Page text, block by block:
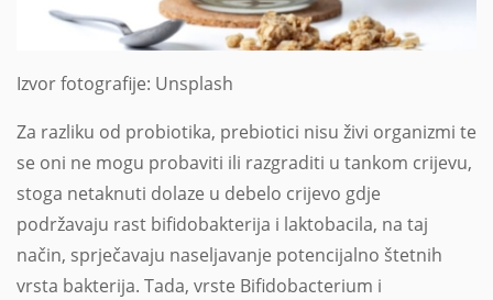
Izvor fotografije: Unsplash
Za razliku od probiotika, prebiotici nisu živi organizmi te
se oni ne mogu probaviti ili razgraditi u tankom crijevu,
stoga netaknuti dolaze u debelo crijevo gdje
podržavaju rast bifidobakterija i laktobacila, na taj
način, sprječavaju naseljavanje potencijalno štetnih
vrsta bakterija. Tada, vrste Bifidobacterium i